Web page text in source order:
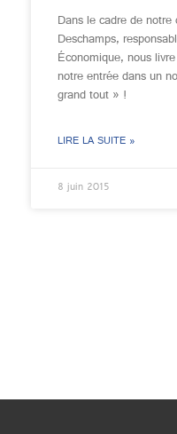
Dans le cadre de
Deschamps,
Économique, nous
notre entrée dans un
grand tout » !
LIRE LA SUITE »
8 juin 2015